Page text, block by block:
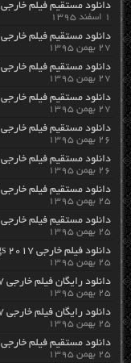
دانلود مستقیم فیلم خارجی John Wick: Chapter 2 2017 از سرور سایت
۱ اسفند ۱۳۹۵
دانلود مستقیم فیلم خارجی Cross Wars 2017 از سرور سایت
۲۷ بهمن ۱۳۹۵
دانلود مستقیم فیلم خارجی Fifty Shades Darker 2017 از سرور سایت
۲۷ بهمن ۱۳۹۵
دانلود مستقیم فیلم خارجی From Straight As 2017 از سرور سایت
۲۷ بهمن ۱۳۹۵
دانلود مستقیم فیلم خارجی Zeroville 2017 از سرور سایت
۲۶ بهمن ۱۳۹۵
دانلود مستقیم فیلم خارجی The Mummy 2017 از سرور سایت
۲۶ بهمن ۱۳۹۵
دانلود مستقیم فیلم خارجی The Fate of the Furious 2017 از سرور سایت
۲۵ بهمن ۱۳۹۵
دانلود مستقیم فیلم خارجی Running Wild 2017 از سرور سایت
۲۵ بهمن ۱۳۹۵
دانلود فیلم خارجی Rings 2017 از سرور سایت
۲۵ بهمن ۱۳۹۵
دانلود رایگان فیلم خارجی Dunkirk 2017 با لینک مستقیم
۲۵ بهمن ۱۳۹۵
دانلود رایگان فیلم خارجی Eloise 2017 با لینک مستقیم
۲۵ بهمن ۱۳۹۵
دانلود مستقیم فیلم خارجی Essex Heist 2017 از سرور سایت
۲۵ بهمن ۱۳۹۵